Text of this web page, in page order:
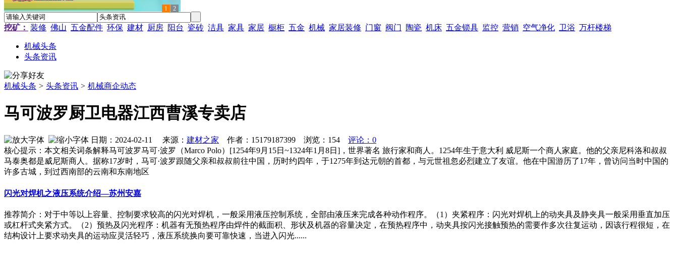
1 2
挖矿： 装修 佛山 五金配件 环保 建材 厨房 阳台 瓷砖 洁具 家具 家居 橱柜 五金 机械 家居装修 门窗 阀门 陶瓷 机床 五金锁具 监控 营销 空气净化 卫浴 万杆楼梯
机械头条
头条资讯
机械头条 > 头条资讯 > 机械商企动态
马可波罗厨卫电器江西曹溪专卖店
日期：2024-02-11 来源： 建材之家 作者：15179187399 浏览： 154
评论：0
核心提示：本文相关词条解释马可波罗马可·波罗（Marco Polo）[1254年9月15日~1324年1月8日]，世界著名 旅行家和商人。1254年生于意大利 威尼斯一个商人家庭。他的父亲尼科洛和叔叔
马泰奥都是威尼斯商人。据称17岁时，马可·波罗跟随父亲和叔叔前往中国，历时约四年，于1275年到达元朝的首都，与元世祖忽必烈建立了友谊。他在中国游历了17年，曾访问当时中国的
许多古城，到过西南部的云南和东南地区
闪光对焊机之液压系统介绍—苏州安嘉
推荐简介：对于中等以上容量、控制要求较高的闪光对焊机，一般采用液压控制系统，全部由液压来完成各种动作程序。（1）夹紧程序：闪光对焊机上的动夹具及静夹具一般采用垂直加压
或杠杆式夹紧方式。（2）预热及闪光程序：机器有无预热程序由焊件的截面积、形状及机器的容量决定，在预热程序中，动夹具按闪光接触预热的需要作多次往复运动，因该行程很短，在
结构设计上要求动夹具的运动应灵活轻巧，液压系统换向要可靠快速，当进入闪光......